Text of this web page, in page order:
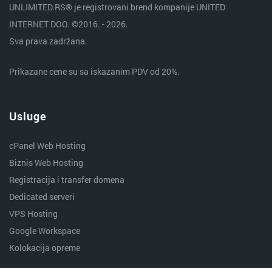
UNLIMITED.RS® je registrovani brend kompanije UNITED
INTERNET DOO. ©2016. - 2026.
Sva prava zadržana.
Prikazane cene su sa iskazanim PDV od 20%.
Usluge
cPanel Web Hosting
Biznis Web Hosting
Registracija i transfer domena
Dedicated serveri
VPS Hosting
Google Workspace
Kolokacija opreme